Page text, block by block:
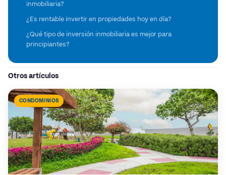
inmobiliaria?
¿Es rentable invertir en propiedades hoy en día?
¿Qué tipo de inversión inmobiliaria es mejor para
principiantes?
Otros artículos
CONDOMINIOS